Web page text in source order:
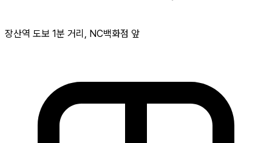
장산역 도보 1분 거리, NC백화점 앞